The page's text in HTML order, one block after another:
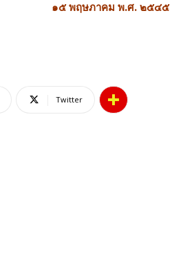
๑๕ พฤษภาคม พ.ศ. ๒๕๔๕
Twitter